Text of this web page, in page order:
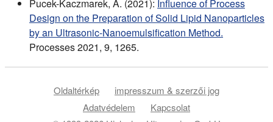
Pucek-Kaczmarek, A. (2021): Influence of Process
Design on the Preparation of Solid Lipid Nanoparticles
by an Ultrasonic-Nanoemulsification Method.
Processes 2021, 9, 1265.
Oldaltérkép
impresszum & szerzői jog
Adatvédelem
Kapcsolat